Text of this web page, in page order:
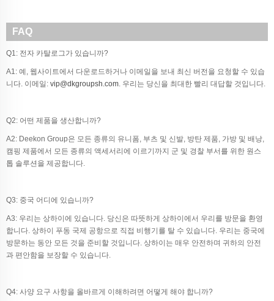
FAQ
Q1: 전자 카탈로그가 있습니까?
A1: 예, 웹사이트에서 다운로드하거나 이메일을 보내 최신 버전을 요청할 수 있습
니다. 이메일: vip@dkgroupsh.com. 우리는 당신을 최대한 빨리 대답할 것입니다.
Q2: 어떤 제품을 생산합니까?
A2: Deekon Group은 모든 종류의 유니폼, 부츠 및 신발, 방탄 제품, 가방 및 배낭,
캠핑 제품에서 모든 종류의 액세서리에 이르기까지 군 및 경찰 부서를 위한 원스
톱 솔루션을 제공합니다.
Q3: 중국 어디에 있습니까?
A3: 우리는 상하이에 있습니다. 당신은 따뜻하게 상하이에서 우리를 방문을 환영
합니다. 상하이 푸동 국제 공항으로 직접 비행기를 탈 수 있습니다. 우리는 중국에
방문하는 동안 모든 것을 준비할 것입니다. 상하이는 매우 안전하며 귀하의 안전
과 편안함을 보장할 수 있습니다.
Q4: 사양 요구 사항을 올바르게 이해하려면 어떻게 해야 합니까?